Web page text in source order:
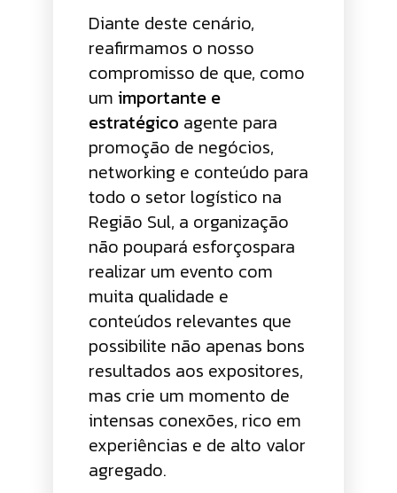
Diante deste cenário,
reafirmamos o nosso
compromisso de que, como
um importante e
estratégico agente para
promoção de negócios,
networking e conteúdo para
todo o setor logístico na
Região Sul, a organização
não poupará esforçospara
realizar um evento com
muita qualidade e
conteúdos relevantes que
possibilite não apenas bons
resultados aos expositores,
mas crie um momento de
intensas conexões, rico em
experiências e de alto valor
agregado.